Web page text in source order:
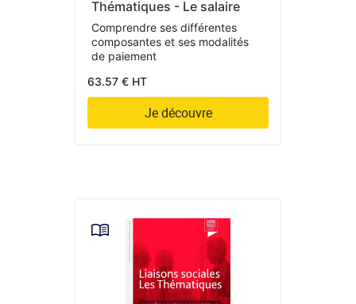
Thématiques - Le salaire
Comprendre ses différentes
composantes et ses modalités
de paiement
63.57 € HT
Je découvre